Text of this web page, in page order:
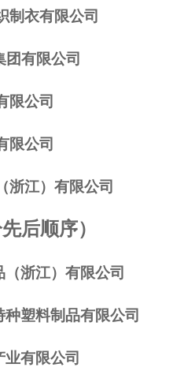
制衣有限公司
团有限公司
限公司
限公司
浙江）有限公司
后顺序）
浙江）有限公司
塑料制品有限公司
有限公司